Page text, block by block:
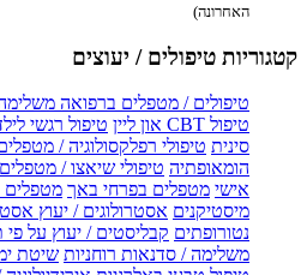
האחרונה)
קטגוריות טיפולים / יעוצים
טיפולים / מטפלים ברפואה
טיפול CBT און ליין
טיפול רגשי
סינית טיפולי רפלקסולוגיה /
הומאופתיה טיפולי שיאצו /
אישי מטפלים בפרחי באך מטפלים
מיסטיקנים אסטרולוגים / יעוץ
נטורופתים קבליסטים / יעוץ על
משלימה / סדנאות רוחניות שיטת